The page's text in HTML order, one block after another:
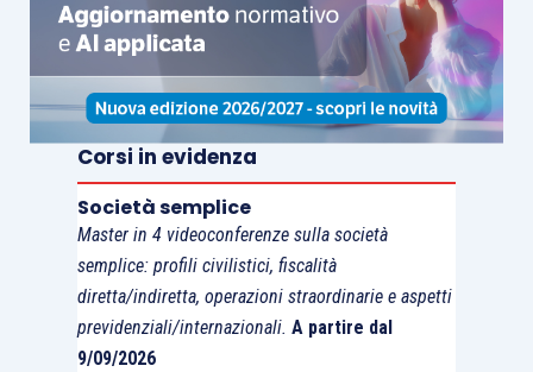
Corsi in evidenza
Società semplice
Master in 4 videoconferenze sulla società
semplice: profili civilistici, fiscalità
diretta/indiretta, operazioni straordinarie e aspetti
previdenziali/internazionali. A partire dal
9/09/2026